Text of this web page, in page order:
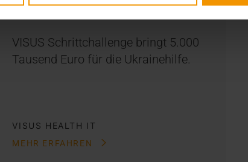
VISUS Schrittchallenge bringt 5.000
Tausend Euro für die Ukrainehilfe.
VISUS HEALTH IT
MEHR ERFAHREN